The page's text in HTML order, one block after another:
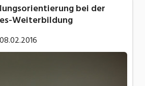
bei der
Weiterbildung
08.02.2016